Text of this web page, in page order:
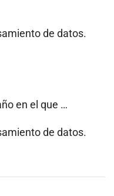
de datos.
en el que …
de datos.